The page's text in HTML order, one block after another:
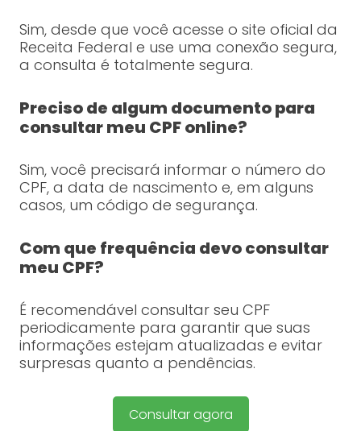
Sim, desde que você acesse o site oficial da
Receita Federal e use uma conexão segura,
a consulta é totalmente segura.
Preciso de algum documento para
consultar meu CPF online?
Sim, você precisará informar o número do
CPF, a data de nascimento e, em alguns
casos, um código de segurança.
Com que frequência devo consultar
meu CPF?
É recomendável consultar seu CPF
periodicamente para garantir que suas
informações estejam atualizadas e evitar
surpresas quanto a pendências.
Consultar agora